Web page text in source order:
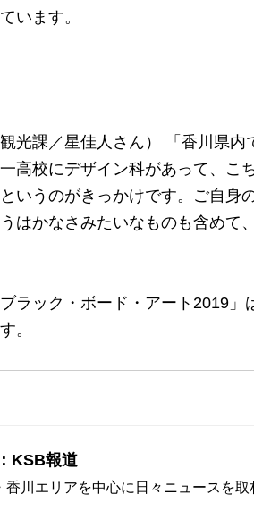
います。
観光課／星佳人さん） 「香川県
高校にデザイン科があって、こ
いうのがきっかけです。ご自身
はかなさみたいなものも含めて
ブラック・ボード・アート2019
。
KSB報道
香川エリアを中心に日々ニュースを取